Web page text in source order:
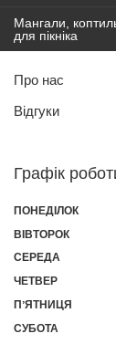
Мангали,
для пікніка
Про нас
Відгуки
Графік
ПОНЕДІЛОК
ВІВТОРОК
СЕРЕДА
ЧЕТВЕР
ПʼЯТНИЦЯ
СУБОТА